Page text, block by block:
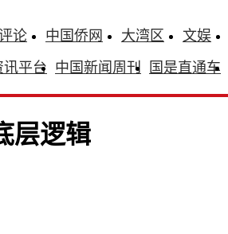
论 中国侨网 大湾区 文娱
平台 中国新闻周刊 国是直通车
层逻辑